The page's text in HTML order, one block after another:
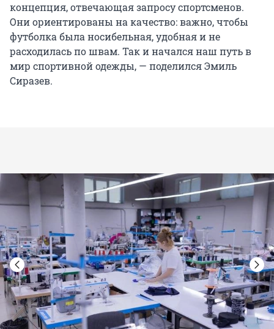
концепция, отвечающая запросу спортсменов.
Они ориентированы на качество: важно, чтобы
футболка была носибельная, удобная и не
расходилась по швам. Так и начался наш путь в
мир спортивной одежды, — поделился Эмиль
Сиразев.